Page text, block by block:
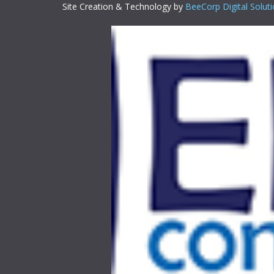
Site Creation & Technology by BeeCorp Digital